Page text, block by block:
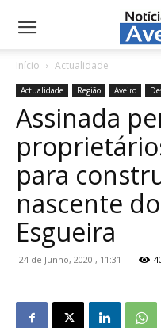
NotíciasdeAveiro.pt
Início Actualidade
Actualidade Região Aveiro
Assinada
para
nascente
Esgueira
24 de Junho, 2020 , 11:31